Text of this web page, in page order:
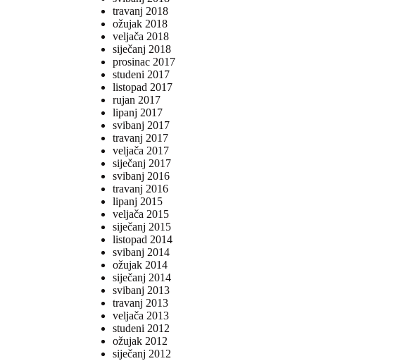
travanj 2018
ožujak 2018
veljača 2018
siječanj 2018
prosinac 2017
studeni 2017
listopad 2017
rujan 2017
lipanj 2017
svibanj 2017
travanj 2017
veljača 2017
siječanj 2017
svibanj 2016
travanj 2016
lipanj 2015
veljača 2015
siječanj 2015
listopad 2014
svibanj 2014
ožujak 2014
siječanj 2014
svibanj 2013
travanj 2013
veljača 2013
studeni 2012
ožujak 2012
siječanj 2012